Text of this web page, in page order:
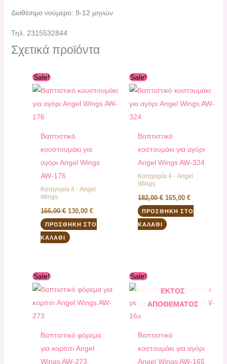
Διαθέσιμο νούμερο: 9-12 μηνών
Τηλ. 2315532844
Σχετικά προϊόντα
Sale!
Βαπτιστικό
κουστουμάκι για
αγόρι Angel Wings
AW-176
Κατηγορία 4 - Angel
Wings
166,00€
was:
130,00€
τιμή
130,00 €.
ΠΡΟΣΘΉΚΗ ΣΤΟ
ΚΑΛΆΘΙ
Sale!
Βαπτιστικό
κοστουμάκι για αγόρι
Angel Wings AW-324
Κατηγορία 4 - Angel
Wings
182,00€
was:
165,00 €
τιμή
165,00 €.
ΠΡΟΣΘΉΚΗ ΣΤΟ
ΚΑΛΆΘΙ
Sale!
Βαπτιστικό φόρεμα
για κορίτσι Angel
Wings AW-273
was:
τιμή
160,00 €.
Sale!
ΕΚΤΌΣ
ΑΠΟΘΈΜΑΤΟΣ
Βαπτιστικό
κοστουμάκι για αγόρι
Angel Wings AW-165
was:
160,00 €.